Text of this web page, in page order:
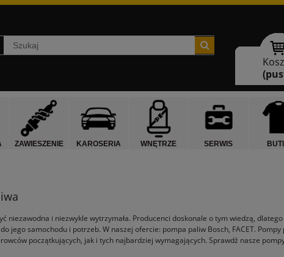
ZAWIESZENIE KAROSERIA WNĘTRZE SERWIS
niezawodna i niezwykle wytrzymała. Producenci doskonale o tym wiedzą,
jego samochodu i potrzeb. W naszej ofercie: pompa paliw Bosch, FACET.
początkujących, jak i tych najbardziej wymagających. Sprawdź nasze